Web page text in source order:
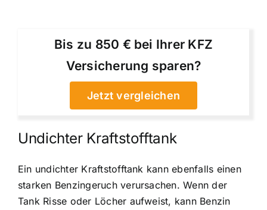
Bis zu 850 € bei Ihrer KFZ
Versicherung sparen?
Jetzt vergleichen
Undichter Kraftstofftank
Ein undichter Kraftstofftank kann ebenfalls einen
starken Benzingeruch verursachen. Wenn der
Tank Risse oder Löcher aufweist, kann Benzin